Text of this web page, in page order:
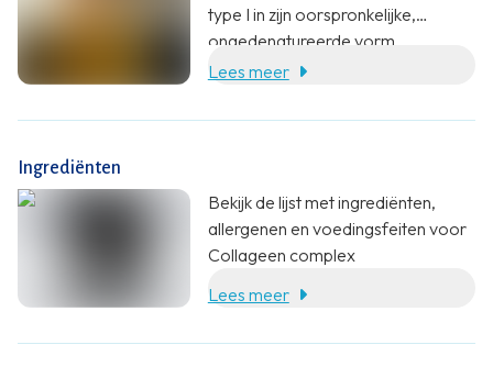
type I in zijn oorspronkelijke,
ongedenatureerde vorm.
Daarnaast is UC-II® toegevoegd:
kippenkraakbeen, eveneens intact
Lees meer
Ingrediënten
Bekijk de lijst met ingrediënten,
allergenen en voedingsfeiten voor
Collageen complex
Lees meer